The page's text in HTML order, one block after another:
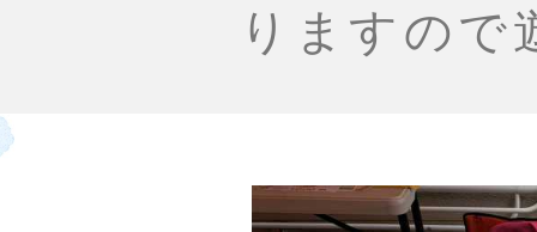
りますので